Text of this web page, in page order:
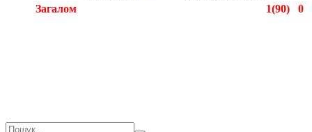
Загалом
1(90)
0